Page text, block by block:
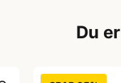
Du